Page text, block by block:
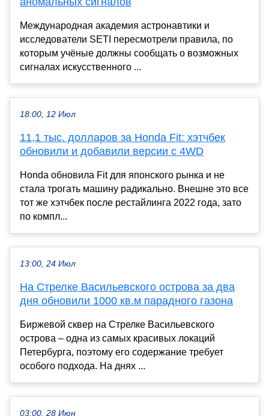
Международная академия астронавтики и
исследователи SETI пересмотрели правила, по
которым учёные должны сообщать о возможных
сигналах искусственного ...
18:00, 12 Июл
11,1 тыс. долларов за Honda Fit: хэтчбек
обновили и добавили версии с 4WD
Honda обновила Fit для японского рынка и не
стала трогать машину радикально. Внешне это все
тот же хэтчбек после рестайлинга 2022 года, зато
по компл...
13:00, 24 Июл
На Стрелке Васильевского острова за два
дня обновили 1000 кв.м парадного газона
Биржевой сквер на Стрелке Васильевского
острова – одна из самых красивых локаций
Петербурга, поэтому его содержание требует
особого подхода. На днях ...
03:00, 28 Июн